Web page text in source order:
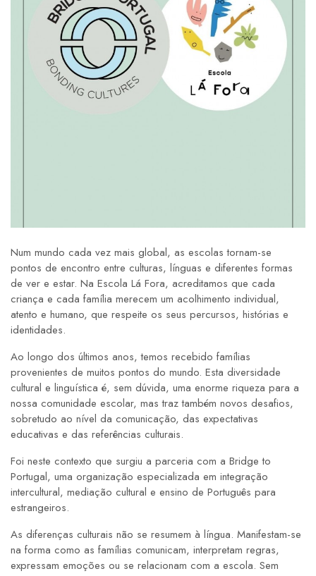
Num mundo cada vez mais global, as escolas tornam-se
pontos de encontro entre culturas, línguas e diferentes formas
de ver e estar. Na Escola Lá Fora, acreditamos que cada
criança e cada família merecem um acolhimento individual,
atento e humano, que respeite os seus percursos, histórias e
identidades.
Ao longo dos últimos anos, temos recebido famílias
provenientes de muitos pontos do mundo. Esta diversidade
cultural e linguística é, sem dúvida, uma enorme riqueza para a
nossa comunidade escolar, mas traz também novos desafios,
sobretudo ao nível da comunicação, das expectativas
educativas e das referências culturais.
Foi neste contexto que surgiu a parceria com a Bridge to
Portugal, uma organização especializada em integração
intercultural, mediação cultural e ensino de Português para
estrangeiros.
As diferenças culturais não se resumem à língua. Manifestam-se
na forma como as famílias comunicam, interpretam regras,
expressam emoções ou se relacionam com a escola. Sem